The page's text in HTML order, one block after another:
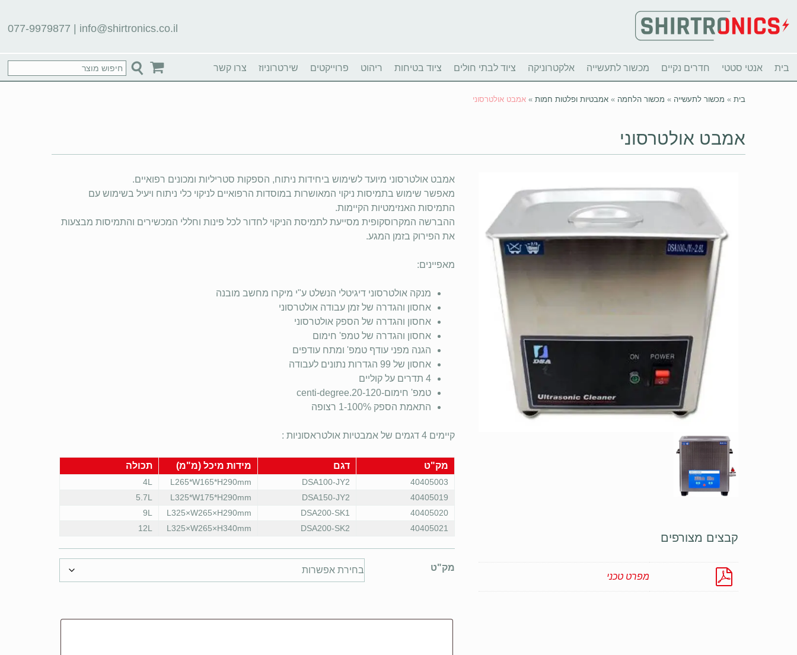
077-9979877 info@shirtronics.co.il
בית אנטי סטטי חדרים נקיים מכשור לתעשייה אלקטרוניקה ציוד לבתי חולים ציוד בטיחות ריהוט פרוייקטים שירטרוניוז צרו קשר
בית » מכשור לתעשייה » מכשור הלחמה » אמבטיות ופלטות חמות » אמבט אולטרסוני
אמבט אולטרסוני
קבצים מצורפים
מפרט טכני
אמבט אולטרסוני מיועד לשימוש ביחידות ניתוח, הספקות סטריליות ומכונים רפואיים.
מאפשר שימוש בתמיסות ניקוי המאושרות במוסדות הרפואיים לניקוי כלי ניתוח ויעיל בשימוש עם
התמיסות האנזימטיות הקיימות.
ההברשה המקרוסקופית מסייעת לתמיסת הניקוי לחדור לכל פינות וחללי המכשירים והתמיסות מבצעות
את הפירוק בזמן המגע.
מאפיינים:
מנקה אולטרסוני דיגיטלי הנשלט ע"י מיקרו מחשב מובנה
אחסון והגדרה של זמן עבודה אולטרסוני
אחסון והגדרה של הספק אולטרסוני
אחסון והגדרה של טמפ' חימום
הגנה מפני עודף טמפ' ומתח עודפים
אחסון של 99 הגדרות נתונים לעבודה
4 תדרים על קוליים
טמפ' חימום-centi-degree.20-120
התאמת הספק 1-100% רצופה
קיימים 4 דגמים של אמבטיות אולטראסוניות :
מק"ט דגם מידות מיכל (מ"מ) תכולה
40405003
DSA100-JY2
L265*W165*H290mm
4L
40405019
DSA150-JY2
L325*W175*H290mm
5.7L
40405020
DSA200-SK1
L325×W265×H290mm
9L
40405021
DSA200-SK2
L325×W265×H340mm
12L
מק"ט